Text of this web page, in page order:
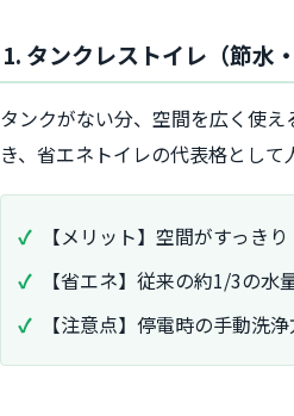
1. タンクレストイレ（節水
タンクがない分、空間を広く使
き、省エネトイレの代表格として
【メリット】空間がすっき
【省エネ】従来の約1/3の水
【注意点】停電時の手動洗